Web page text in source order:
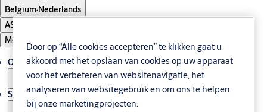
Belgium·Nederlands
ASSA ABLOY Group
Menu
Oplossingen
Service en onderhoud
Door op “Alle cookies accepteren” te klikken gaat u
akkoord met het opslaan van cookies op uw apparaat
voor het verbeteren van websitenavigatie, het
analyseren van websitegebruik en om ons te helpen
bij onze marketingprojecten.